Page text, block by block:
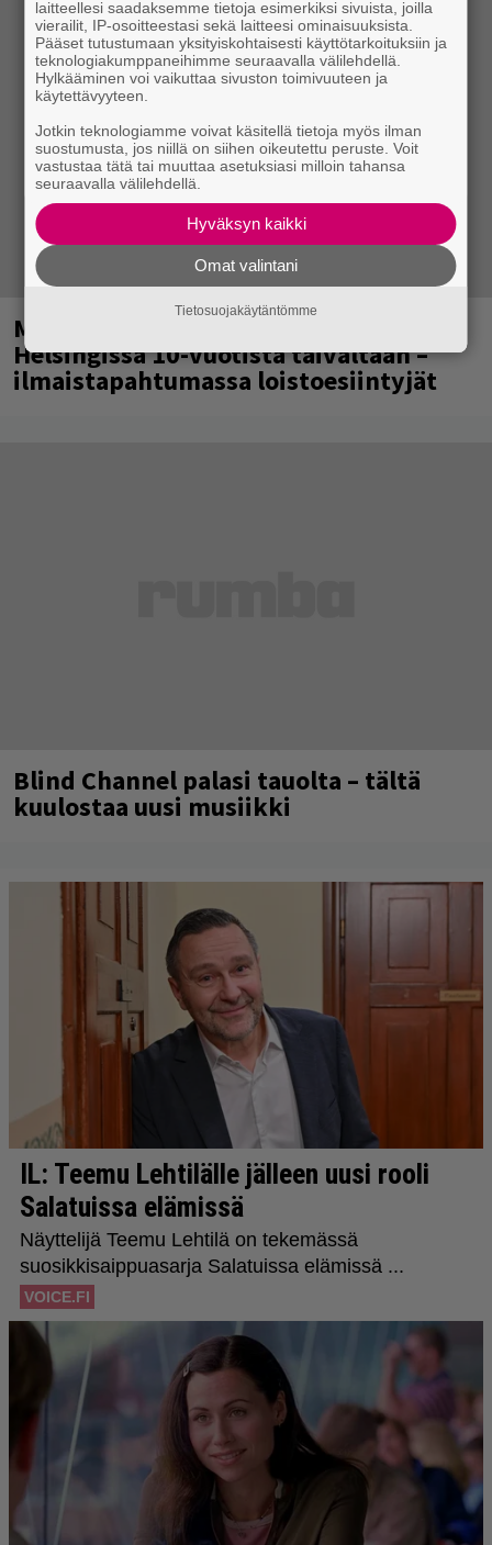
Mainio ohjelmatoimisto juhlii
Helsingissä 10-vuotista taivaltaan –
ilmaistapahtumassa loistoesiintyjät
Blind Channel palasi tauolta – tältä
kuulostaa uusi musiikki
laitteellesi saadaksemme tietoja esimerkiksi sivuista, joilla
vierailit, IP-osoitteestasi sekä laitteesi ominaisuuksista.
Pääset tutustumaan yksityiskohtaisesti käyttötarkoituksiin ja
teknologiakumppaneihimme seuraavalla välilehdellä.
Hylkääminen voi vaikuttaa sivuston toimivuuteen ja
käytettävyyteen.
Jotkin teknologiamme voivat käsitellä tietoja myös ilman
suostumusta, jos niillä on siihen oikeutettu peruste. Voit
vastustaa tätä tai muuttaa asetuksiasi milloin tahansa
seuraavalla välilehdellä.
Hyväksyn kaikki
Omat valintani
Tietosuojakäytäntömme